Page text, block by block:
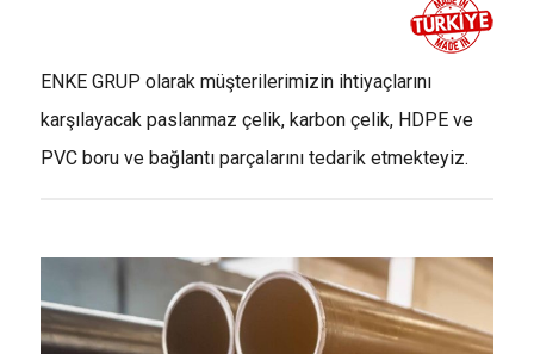
ENKE GRUP olarak müşterilerimizin ihtiyaçlarını
karşılayacak paslanmaz çelik, karbon çelik, HDPE ve
PVC boru ve bağlantı parçalarını tedarik etmekteyiz.